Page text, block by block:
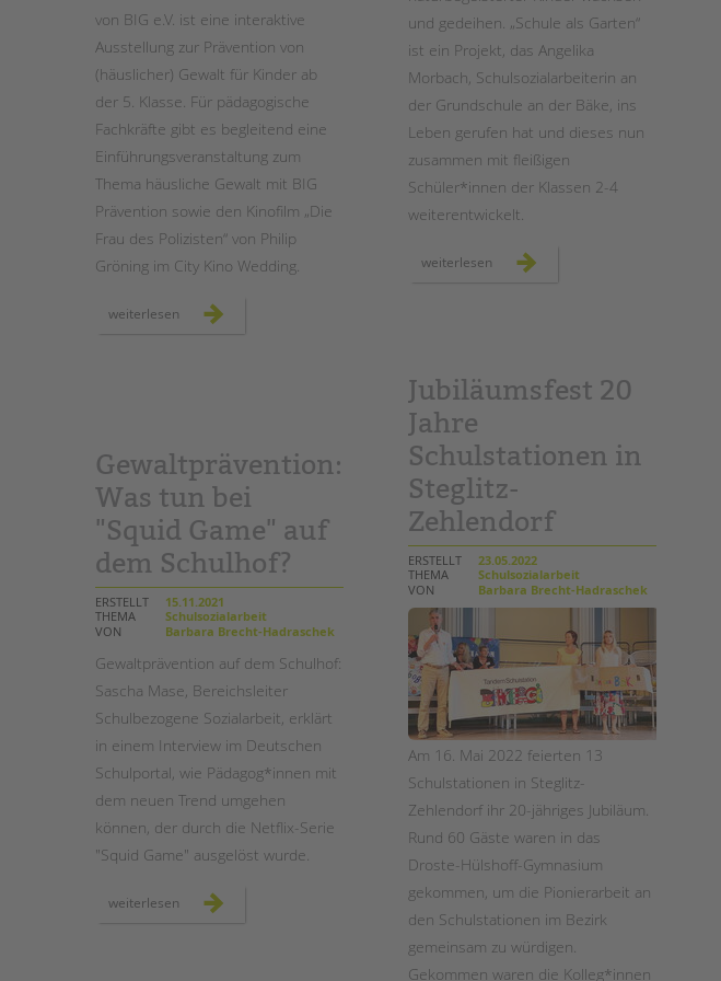
von BIG e.V. ist eine interaktive
Ausstellung zur Prävention von
(häuslicher) Gewalt für Kinder ab
der 5. Klasse. Für pädagogische
Fachkräfte gibt es begleitend eine
Einführungsveranstaltung zum
Thema häusliche Gewalt mit BIG
Prävention sowie den Kinofilm „Die
Frau des Polizisten“ von Philip
Gröning im City Kino Wedding.
weiterlesen präventionswochen
und gedeihen. „Schule als Garten“
ist ein Projekt, das Angelika
Morbach, Schulsozialarbeiterin an
der Grundschule an der Bäke, ins
Leben gerufen hat und dieses nun
zusammen mit fleißigen
Schüler*innen der Klassen 2-4
weiterentwickelt.
weiterlesen schule
Jubiläumsfest 20
Jahre
Schulstationen in
Steglitz-
Zehlendorf
ERSTELLT
23.05.2022
THEMA
Schulsozialarbeit
VON
Barbara Brecht-Hadraschek
Am 16. Mai 2022 feierten 13
Schulstationen in Steglitz-
Zehlendorf ihr 20-jähriges Jubiläum.
Rund 60 Gäste waren in das
Droste-Hülshoff-Gymnasium
gekommen, um die Pionierarbeit an
den Schulstationen im Bezirk
gemeinsam zu würdigen.
Gekommen waren die Kolleg*innen
Gewaltprävention:
Was tun bei
"Squid Game" auf
dem Schulhof?
ERSTELLT
15.11.2021
THEMA
Schulsozialarbeit
VON
Barbara Brecht-Hadraschek
Gewaltprävention auf dem Schulhof:
Sascha Mase, Bereichsleiter
Schulbezogene Sozialarbeit, erklärt
in einem Interview im Deutschen
Schulportal, wie Pädagog*innen mit
dem neuen Trend umgehen
können, der durch die Netflix-Serie
"Squid Game" ausgelöst wurde.
weiterlesen gewaltprävention: